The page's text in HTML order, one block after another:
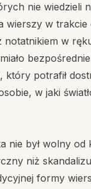
nie wiedzieli
wierszy w
w
który potrafił
w jaki
nie był wolny
niż
formy